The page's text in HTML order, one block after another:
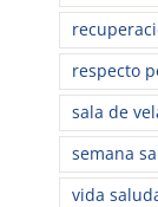
respecto
sala de
semana
vida